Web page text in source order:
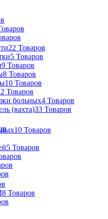
22 Товаров
5 Товаров
9 Товаров
8 Товаров
10 Товаров
2 Товаров
больных4 Товаров
(вахта)33 Товаров
10 Товаров
5 Товаров
8 Товаров